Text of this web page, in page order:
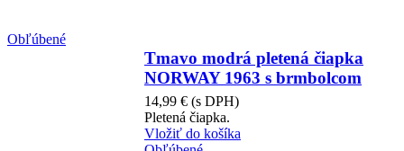
Obľúbené
Tmavo modrá pletená čiapka
NORWAY 1963 s brmbolcom
14,99 € (s DPH)
Pletená čiapka.
Vložiť do košíka